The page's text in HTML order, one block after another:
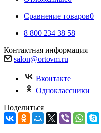
Сравнение товаров0
8 800 234 38 58
Контактная информация
salon@ortovm.ru
Вконтакте
Одноклассники
Поделиться